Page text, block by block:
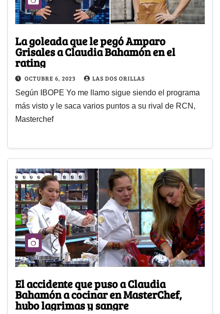
La goleada que le pegó Amparo
Grisales a Claudia Bahamón en el
rating
OCTUBRE 6, 2023 LAS DOS ORILLAS
Según IBOPE Yo me llamo sigue siendo el programa
más visto y le saca varios puntos a su rival de RCN,
Masterchef
El accidente que puso a Claudia
Bahamón a cocinar en MasterChef,
hubo lagrimas y sangre